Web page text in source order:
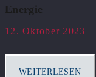
Energie
12. Oktober 2023
WEITERLESEN